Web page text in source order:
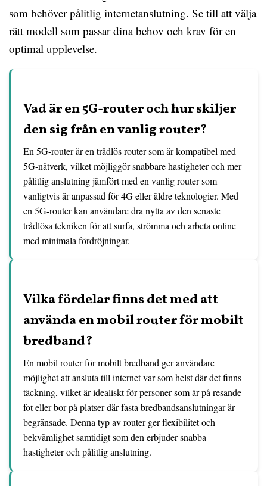
som behöver pålitlig internetanslutning. Se till att välja
rätt modell som passar dina behov och krav för en
optimal upplevelse.
Vad är en 5G-router och hur skiljer
den sig från en vanlig router?
En 5G-router är en trådlös router som är kompatibel med
5G-nätverk, vilket möjliggör snabbare hastigheter och mer
pålitlig anslutning jämfört med en vanlig router som
vanligtvis är anpassad för 4G eller äldre teknologier. Med
en 5G-router kan användare dra nytta av den senaste
trådlösa tekniken för att surfa, strömma och arbeta online
med minimala fördröjningar.
Vilka fördelar finns det med att
använda en mobil router för mobilt
bredband?
En mobil router för mobilt bredband ger användare
möjlighet att ansluta till internet var som helst där det finns
täckning, vilket är idealiskt för personer som är på resande
fot eller bor på platser där fasta bredbandsanslutningar är
begränsade. Denna typ av router ger flexibilitet och
bekvämlighet samtidigt som den erbjuder snabba
hastigheter och pålitlig anslutning.